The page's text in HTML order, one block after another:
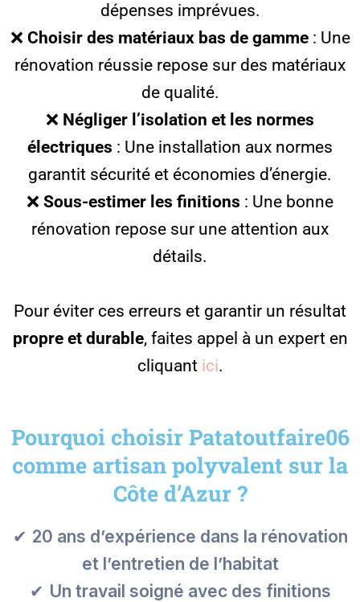
dépenses imprévues.
❌ Choisir des matériaux bas de gamme: Une
rénovation réussie repose sur des matériaux
de qualité.
❌ Négliger l’isolation et les normes
électriques : Une installation aux normes
garantit sécurité et économies d’énergie.
❌ Sous-estimer les finitions : Une bonne
rénovation repose sur une attention aux
détails.
Pour éviter ces erreurs et garantir un résultat
propre et durable, faites appel à un expert en
cliquant ici.
Pourquoi choisir Patatoutfaire06
comme artisan polyvalent sur la
Côte d’Azur ?
✔ 20 ans d’expérience dans la rénovation
et l’entretien de l’habitat
✔ Un travail soigné avec des finitions